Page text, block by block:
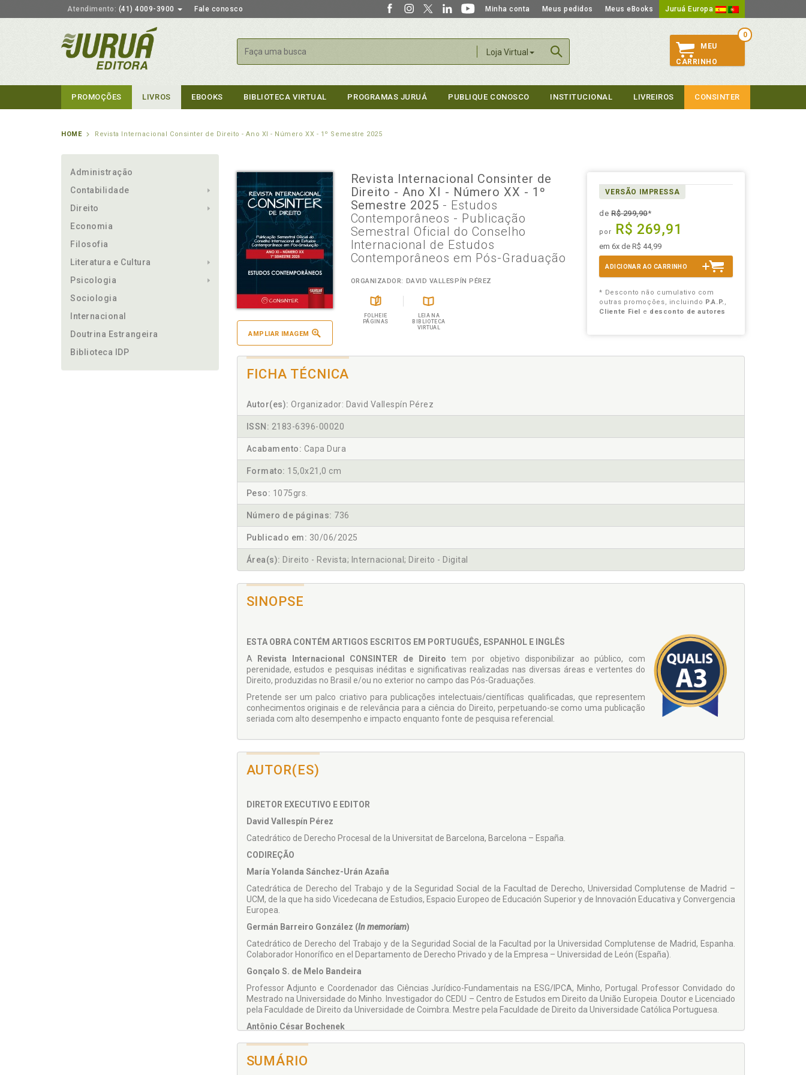
Atendimento: (41) 4009-3900 Fale conosco Minha conta Meus pedidos Meus eBooks Juruá Europa
Loja Virtual
Buscar
0
MEU
CARRINHO
PROMOÇÕES LIVROS EBOOKS BIBLIOTECA VIRTUAL PROGRAMAS JURUÁ PUBLIQUE CONOSCO INSTITUCIONAL LIVREIROS CONSINTER
HOME Revista Internacional Consinter de Direito - Ano XI - Número XX - 1º Semestre 2025
Administração
Contabilidade
Direito
Economia
Filosofia
Literatura e Cultura
Psicologia
Sociologia
Internacional
Doutrina Estrangeira
Biblioteca IDP
AMPLIAR IMAGEM
Revista Internacional Consinter de
Direito - Ano XI - Número XX - 1º
Semestre 2025 - Estudos
Contemporâneos - Publicação
Semestral Oficial do Conselho
Internacional de Estudos
Contemporâneos em Pós-Graduação
ORGANIZADOR: DAVID VALLESPÍN PÉREZ
FOLHEIE
PÁGINAS
LEIA NA
BIBLIOTECA
VIRTUAL
VERSÃO IMPRESSA
deR$ 299,90*
por R$ 269,91
em 6x de R$ 44,99
ADICIONAR AO CARRINHO
* Desconto não cumulativo com
outras promoções, incluindo P.A.P.,
Cliente Fiel e desconto de autores
FICHA TÉCNICA
Autor(es): Organizador: David Vallespín Pérez
ISSN: 2183-6396-00020
Acabamento: Capa Dura
Formato: 15,0x21,0 cm
Peso: 1075grs.
Número de páginas: 736
Publicado em: 30/06/2025
Área(s): Direito - Revista; Internacional; Direito - Digital
SINOPSE
ESTA OBRA CONTÉM ARTIGOS ESCRITOS EM PORTUGUÊS, ESPANHOL E INGLÊS
A
Revista Internacional CONSINTER de Direito tem por objetivo disponibilizar ao público, com
perenidade, estudos e pesquisas inéditas e significativas realizadas nas diversas áreas e vertentes do
Direito, produzidas no Brasil e/ou no exterior no campo das Pós-Graduações.
Pretende ser um palco criativo para publicações intelectuais/científicas qualificadas, que representem
conhecimentos originais e de relevância para a ciência do Direito, perpetuando-se como uma publicação
seriada com alto desempenho e impacto enquanto fonte de pesquisa referencial.
AUTOR(ES)
DIRETOR EXECUTIVO E EDITOR
David Vallespín Pérez
Catedrático de Derecho Procesal de la Universitat de Barcelona, Barcelona – España.
CODIREÇÃO
María Yolanda Sánchez-Urán Azaña
Catedrática de Derecho del Trabajo y de la Seguridad Social de la Facultad de Derecho, Universidad Complutense de Madrid –
UCM, de la que ha sido Vicedecana de Estudios, Espacio Europeo de Educación Superior y de Innovación Educativa y Convergencia
Europea.
Germán Barreiro González (In memoriam)
Catedrático de Derecho del Trabajo y de la Seguridad Social de la Facultad por la Universidad Complutense de Madrid, Espanha.
Colaborador Honorífico en el Departamento de Derecho Privado y de la Empresa – Universidad de León (España).
Gonçalo S. de Melo Bandeira
Professor Adjunto e Coordenador das Ciências Jurídico-Fundamentais na ESG/IPCA, Minho, Portugal. Professor Convidado do
Mestrado na Universidade do Minho. Investigador do CEDU – Centro de Estudos em Direito da União Europeia. Doutor e Licenciado
pela Faculdade de Direito da Universidade de Coimbra. Mestre pela Faculdade de Direito da Universidade Católica Portuguesa.
Antônio César Bochenek
Doutor pela Universidade de Coimbra, Professor da Escola Nacional de Formação e Aperfeiçoamento de Magistrado – ENFAM e
na Universidade Estadual de Ponta Grossa – UEPG.
SUMÁRIO